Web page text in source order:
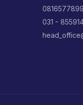
0816577899
031 -